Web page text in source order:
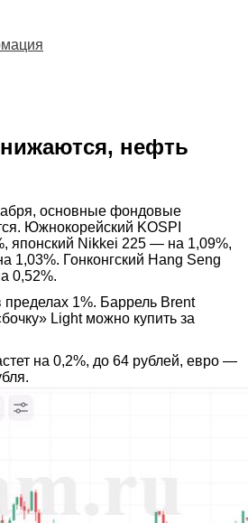
нефть
основные фондовые
Южнокорейский KOSPI
японский Nikkei 225 — на 1,09%,
1,03%. Гонконгский Hang Seng
0,52%.
пределах 1%. Баррель Brent
Light можно купить за
на 0,2%, до 64 рублей, евро —